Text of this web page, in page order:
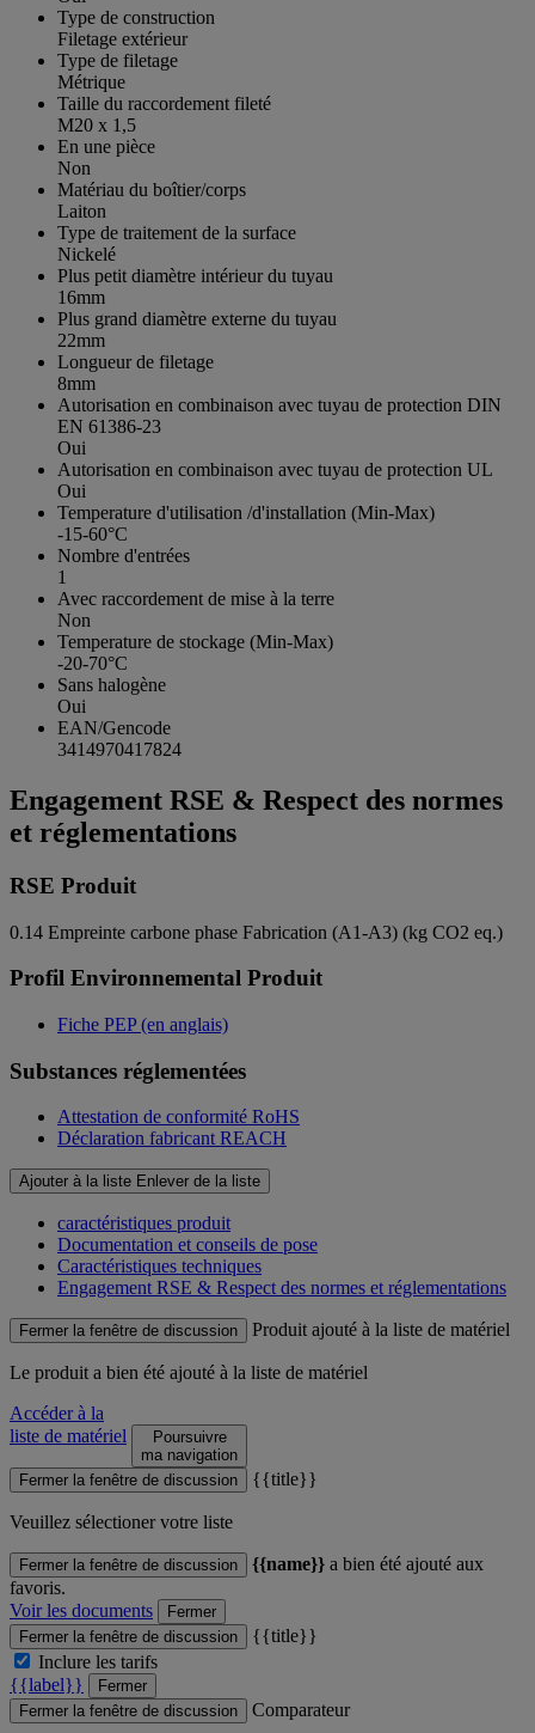
Type de construction
Filetage extérieur
Type de filetage
Métrique
Taille du raccordement fileté
M20 x 1,5
En une pièce
Non
Matériau du boîtier/corps
Laiton
Type de traitement de la surface
Nickelé
Plus petit diamètre intérieur du tuyau
16mm
Plus grand diamètre externe du tuyau
22mm
Longueur de filetage
8mm
Autorisation en combinaison avec tuyau de protection DIN
EN 61386-23
Oui
Autorisation en combinaison avec tuyau de protection UL
Oui
Temperature d'utilisation /d'installation (Min-Max)
-15-60°C
Nombre d'entrées
1
Avec raccordement de mise à la terre
Non
Temperature de stockage (Min-Max)
-20-70°C
Sans halogène
Oui
EAN/Gencode
3414970417824
Engagement RSE & Respect des normes
et réglementations
RSE Produit
0.14 Empreinte carbone phase Fabrication (A1-A3) (kg CO2 eq.)
Profil Environnemental Produit
Fiche PEP (en anglais)
Substances réglementées
Attestation de conformité RoHS
Déclaration fabricant REACH
Ajouter à la liste Enlever de la liste
caractéristiques produit
Documentation et conseils de pose
Caractéristiques techniques
Engagement RSE & Respect des normes et réglementations
Fermer la fenêtre de discussion Produit ajouté à la liste de matériel
Le produita bien été ajouté à la liste de matériel
Accéder à la
liste de matériel
Poursuivre
ma navigation
Fermer la fenêtre de discussion
{{title}}
Veuillez sélectioner votre liste
Fermer la fenêtre de discussion {{name}} a bien été ajouté aux
favoris.
Voir les documents
Fermer
Fermer la fenêtre de discussion
{{title}}
Inclure les tarifs
{{label}}
Fermer
Fermer la fenêtre de discussion
Comparateur